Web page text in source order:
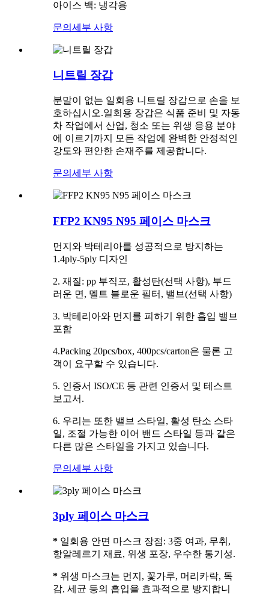
아이스 백: 냉각용
문의 세부 사항
니트릴 장갑
분말이 없는 일회용 니트릴 장갑으로 손을 보
호하십시오.일회용 장갑은 식품 준비 및 자동
차 작업에서 산업, 청소 또는 위생 응용 분야
에 이르기까지 모든 작업에 완벽한 안정적인
강도와 편안한 손재주를 제공합니다.
문의 세부 사항
FFP2 KN95 N95 페이스 마스크
먼지와 박테리아를 성공적으로 방지하는
1.4ply-5ply 디자인
2. 재질: pp 부직포, 활성탄(선택 사항), 부드
러운 면, 멜트 블로운 필터, 밸브(선택 사항)
3. 박테리아와 먼지를 피하기 위한 흡입 밸브
포함
4.Packing 20pcs/box, 400pcs/carton은 물론 고
객이 요구할 수 있습니다.
5. 인증서 ISO/CE 등 관련 인증서 및 테스트
보고서.
6. 우리는 또한 밸브 스타일, 활성 탄소 스타
일, 조절 가능한 이어 밴드 스타일 등과 같은
다른 많은 스타일을 가지고 있습니다.
문의 세부 사항
3ply 페이스 마스크
* 일회용 안면 마스크 장점: 3중 여과, 무취,
항알레르기 재료, 위생 포장, 우수한 통기성.
* 위생 마스크는 먼지, 꽃가루, 머리카락, 독
감, 세균 등의 흡입을 효과적으로 방지합니